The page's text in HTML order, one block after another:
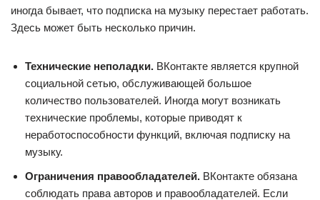
иногда бывает, что подписка на музыку перестает работать.
Здесь может быть несколько причин.
Технические неполадки. ВКонтакте является крупной
социальной сетью, обслуживающей большое
количество пользователей. Иногда могут возникать
технические проблемы, которые приводят к
неработоспособности функций, включая подписку на
музыку.
Ограничения правообладателей. ВКонтакте обязана
соблюдать права авторов и правообладателей. Если